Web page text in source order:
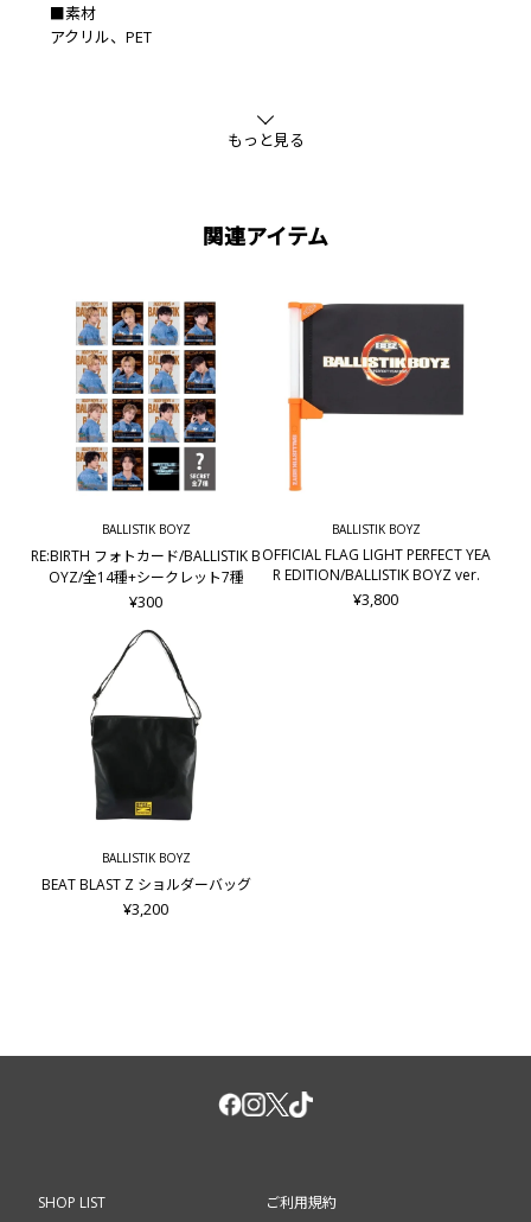
■素材
アクリル、PET
もっと見る
関連アイテム
BALLISTIK BOYZ
RE:BIRTH フォトカード/BALLISTIK B
OYZ/全14種+シークレット7種
¥300
BALLISTIK BOYZ
OFFICIAL FLAG LIGHT PERFECT YEA
R EDITION/BALLISTIK BOYZ ver.
¥3,800
BALLISTIK BOYZ
BEAT BLAST Z ショルダーバッグ
¥3,200
SHOP LIST ご利用規約